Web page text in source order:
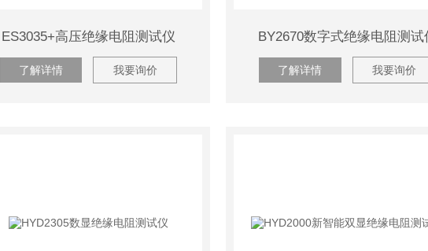
ES3035+高压绝缘电阻测试仪
了解详情 我要询价
BY2670数字式绝缘电阻测试
了解详情 我要询价